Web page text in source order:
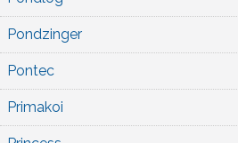
Pondzinger
Pontec
Primakoi